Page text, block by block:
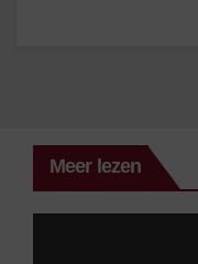
Meer lezen